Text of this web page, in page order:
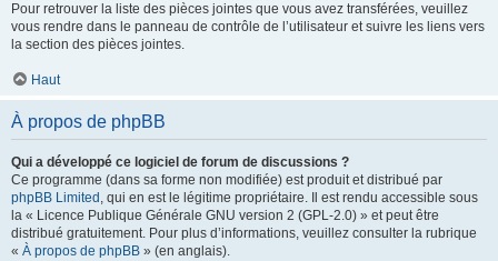
Pour retrouver la liste des pièces jointes que vous avez transférées, veuillez
vous rendre dans le panneau de contrôle de l’utilisateur et suivre les liens vers
la section des pièces jointes.
Haut
À propos de phpBB
Qui a développé ce logiciel de forum de discussions ?
Ce programme (dans sa forme non modifiée) est produit et distribué par
phpBB Limited , qui en est le légitime propriétaire. Il est rendu accessible sous
la « Licence Publique Générale GNU version 2 (GPL-2.0) » et peut être
distribué gratuitement. Pour plus d’informations, veuillez consulter la rubrique
« À propos de phpBB » (en anglais).